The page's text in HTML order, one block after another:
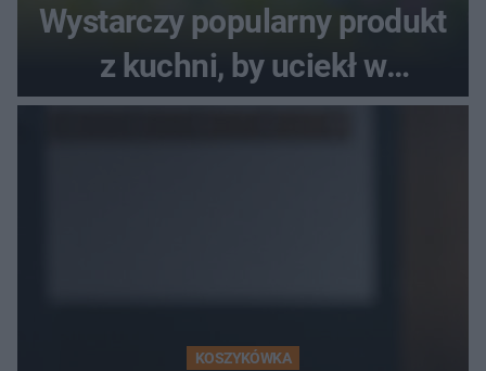
Wystarczy popularny produkt
z kuchni, by uciekł w
popłochu
KOSZYKÓWKA